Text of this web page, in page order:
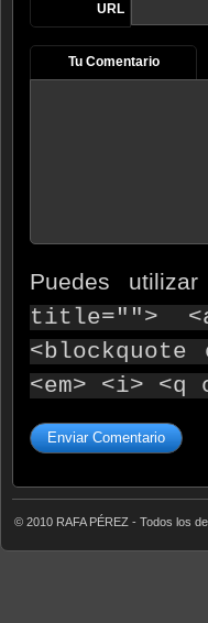
URL
Tu Comentario
Puedes
title="">
<em> <i>
© 2010 RAFA PÉREZ - Todos los